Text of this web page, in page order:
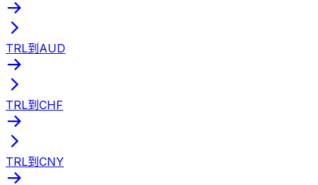
TRL到AUD
TRL到CHF
TRL到CNY